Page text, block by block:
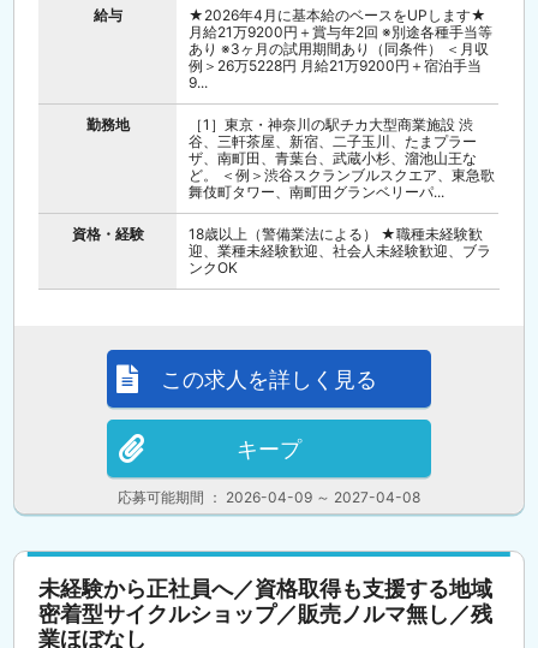
給与
★2026年4月に基本給のベースをUPします★
月給21万9200円＋賞与年2回 ※別途各種手当等
あり ※3ヶ月の試用期間あり（同条件） ＜月収
例＞26万5228円 月給21万9200円＋宿泊手当
9...
勤務地
［1］東京・神奈川の駅チカ大型商業施設 渋
谷、三軒茶屋、新宿、二子玉川、たまプラー
ザ、南町田、青葉台、武蔵小杉、溜池山王な
ど。 ＜例＞渋谷スクランブルスクエア、東急歌
舞伎町タワー、南町田グランベリーパ...
資格・経験
18歳以上（警備業法による） ★職種未経験歓
迎、業種未経験歓迎、社会人未経験歓迎、ブラ
ンクOK
応募可能期間 ： 2026-04-09 ～ 2027-04-08
この求人を詳しく見る
キープ
未経験から正社員へ／資格取得も支援する地域
密着型サイクルショップ／販売ノルマ無し／残
業ほぼなし